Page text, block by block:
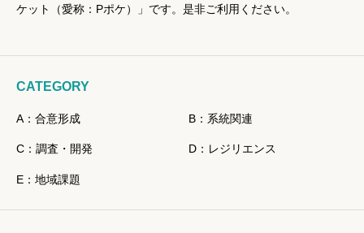
ケット（愛称：Pポケ）」です。是非ご利用ください。
CATEGORY
A：合意形成 B：系統関連
C：調査・開発 D：レジリエンス
E：地域課題